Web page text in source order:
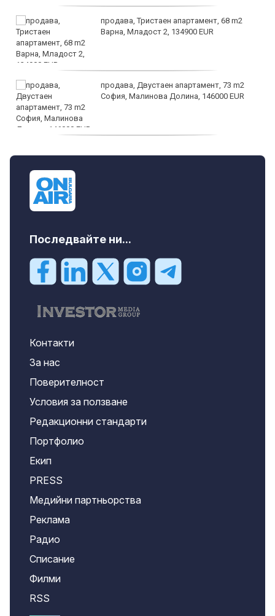
продава, Тристаен апартамент, 68 m2
Варна, Младост 2, 134900 EUR
продава, Двустаен апартамент, 73 m2
София, Малинова Долина, 146000 EUR
Последвайте ни...
Контакти
За нас
Поверителност
Условия за ползване
Редакционни стандарти
Портфолио
Екип
PRESS
Медийни партньорства
Реклама
Радио
Списание
Филми
RSS